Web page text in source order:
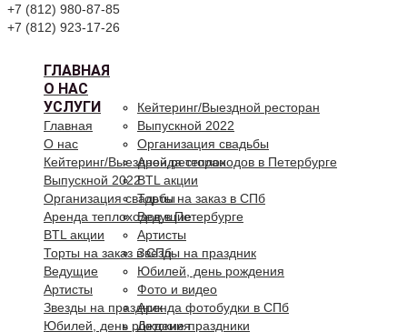
+7 (812) 980-87-85
+7 (812) 923-17-26
ГЛАВНАЯ
О НАС
УСЛУГИ
Кейтеринг/Выездной ресторан
Выпускной 2022
Организация свадьбы
Аренда теплоходов в Петербурге
BTL акции
Торты на заказ в СПб
Ведущие
Артисты
Звезды на праздник
Юбилей, день рождения
Фото и видео
Аренда фотобудки в СПб
Детские праздники
Главная
О нас
Кейтеринг/Выездной ресторан
Выпускной 2022
Организация свадьбы
Аренда теплоходов в Петербурге
BTL акции
Торты на заказ в СПб
Ведущие
Артисты
Звезды на праздник
Юбилей, день рождения